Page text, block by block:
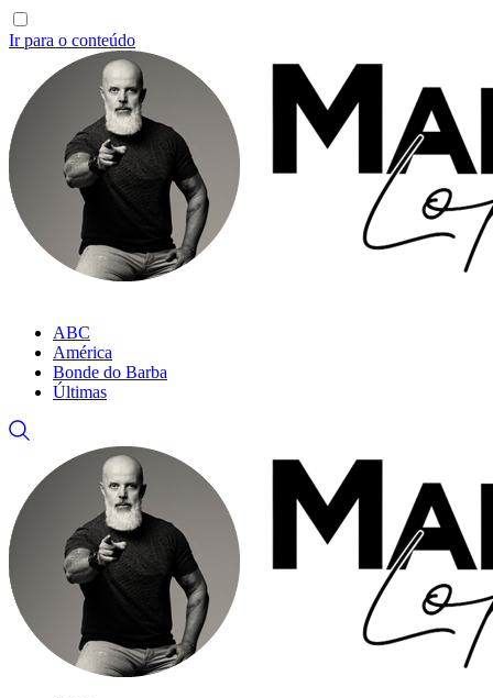
Ir para o conteúdo
ABC
América
Bonde do Barba
Últimas